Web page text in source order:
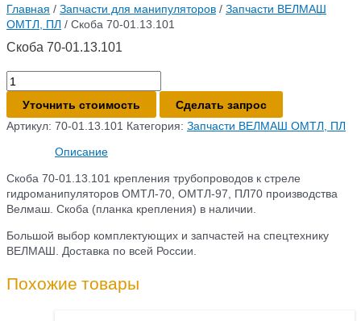
Главная / Запчасти для манипуляторов / Запчасти ВЕЛМАШ
ОМТЛ, ПЛ / Скоба 70-01.13.101
Скоба 70-01.13.101
Количество
товара
Скоба
70-
Уточнить стоимость
Сделать запрос
Артикул: 70-01.13.101 Категория: Запчасти ВЕЛМАШ ОМТЛ, ПЛ
Описание
Скоба 70-01.13.101 крепления трубопроводов к стреле
гидроманипуляторов ОМТЛ-70, ОМТЛ-97, ПЛ70 производства
Велмаш. Скоба (планка крепления) в наличии.
Большой выбор комплектующих и запчастей на спецтехнику
ВЕЛМАШ. Доставка по всей России.
Похожие товары